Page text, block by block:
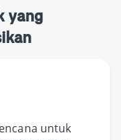
yang
untuk